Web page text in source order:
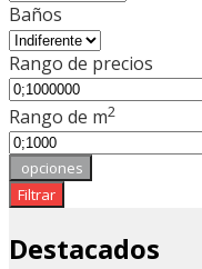
Baños
Rango de precios
Rango de m2
opciones
Filtrar
Destacados